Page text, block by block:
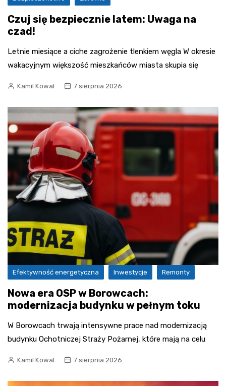
Czuj się bezpiecznie latem: Uwaga na
czad!
Letnie miesiące a ciche zagrożenie tlenkiem węgla W okresie
wakacyjnym większość mieszkańców miasta skupia się
Kamil Kowal 7 sierpnia 2026
Efektywność energetyczna Inwestycje Remonty
Nowa era OSP w Borowcach:
modernizacja budynku w pełnym toku
W Borowcach trwają intensywne prace nad modernizacją
budynku Ochotniczej Straży Pożarnej, które mają na celu
Kamil Kowal 7 sierpnia 2026